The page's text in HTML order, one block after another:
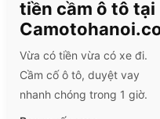
tiền cầm ô tô tại
Vừa có tiền vừa có xe đi.
Cầm cố ô tô, duyệt vay
nhanh chóng trong 1 giờ.